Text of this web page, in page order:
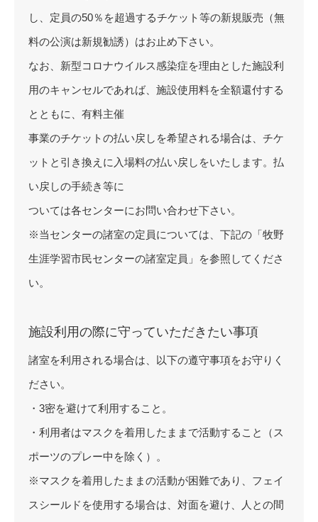
し、定員の50％を超過するチケット等の新規販売（無
料の公演は新規勧誘）はお止め下さい。
なお、新型コロナウイルス感染症を理由とした施設利
用のキャンセルであれば、施設使用料を全額還付する
とともに、有料主催
事業のチケットの払い戻しを希望される場合は、チケ
ットと引き換えに入場料の払い戻しをいたします。払
い戻しの手続き等に
ついては各センターにお問い合わせ下さい。
※当センターの諸室の定員については、下記の「牧野
生涯学習市民センターの諸室定員」を参照してくださ
い。
施設利用の際に守っていただきたい事項
諸室を利用される場合は、以下の遵守事項をお守りく
ださい。
・3密を避けて利用すること。
・利用者はマスクを着用したままで活動すること（ス
ポーツのプレー中を除く）。
※マスクを着用したままの活動が困難であり、フェイ
スシールドを使用する場合は、対面を避け、人との間